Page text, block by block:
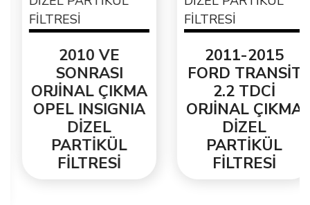
2010 VE
SONRASI
ORJİNAL ÇIKMA
OPEL INSIGNIA
DİZEL
PARTİKÜL
FİLTRESİ
2011-2015
FORD TRANSİT
2.2 TDCİ
ORJİNAL ÇIKMA
DİZEL
PARTİKÜL
FİLTRESİ